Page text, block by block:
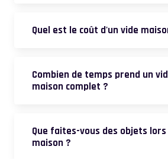
Quel est le coût d'un vide
Combien de temps prend un
maison complet ?
Que faites-vous des objets lors
maison ?